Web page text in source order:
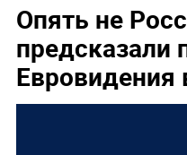
Опять не
предсказали
Евровидения